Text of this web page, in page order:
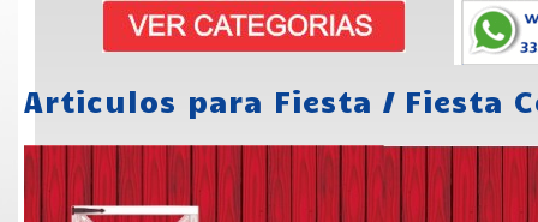
Articulos para Fiesta / Fiesta